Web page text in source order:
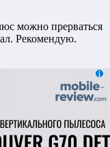
можно прерваться
Рекомендую.